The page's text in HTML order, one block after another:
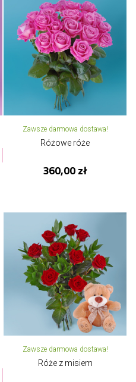
Zawsze darmowa dostawa!
Różowe róże
360,00 zł
Zawsze darmowa dostawa!
Róże z misiem